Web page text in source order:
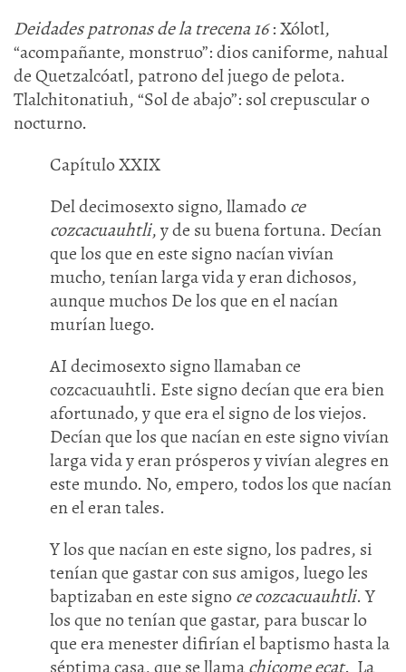
Deidades patronas de la trecena 16: Xólotl,
“acompañante, monstruo”: dios caniforme, nahual
de Quetzalcóatl, patrono del juego de pelota.
Tlalchitonatiuh, “Sol de abajo”: sol crepuscular o
nocturno.
Capítulo XXIX
Del decimosexto signo, llamadoce
cozcacuauhtli, y de su buena fortuna. Decían
que los que en este signo nacían vivían
mucho, tenían larga vida y eran dichosos,
aunque muchos De los que en el nacían
murían luego.
AI decimosexto signo llamaban ce
cozcacuauhtli. Este signo decían que era bien
afortunado, y que era el signo de los viejos.
Decían que los que nacían en este signo vivían
larga vida y eran prósperos y vivían alegres en
este mundo. No, empero, todos los que nacían
en el eran tales.
Y los que nacían en este signo, los padres, si
tenían que gastar con sus amigos, luego les
baptizaban en este signoce cozcacuauhtli. Y
los que no tenían que gastar, para buscar lo
que era menester difirían el baptismo hasta la
séptima casa, que se llamachicome ecat. La